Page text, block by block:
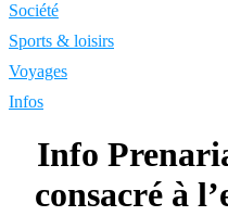
Société
Sports & loisirs
Voyages
Infos
Info
consacré à